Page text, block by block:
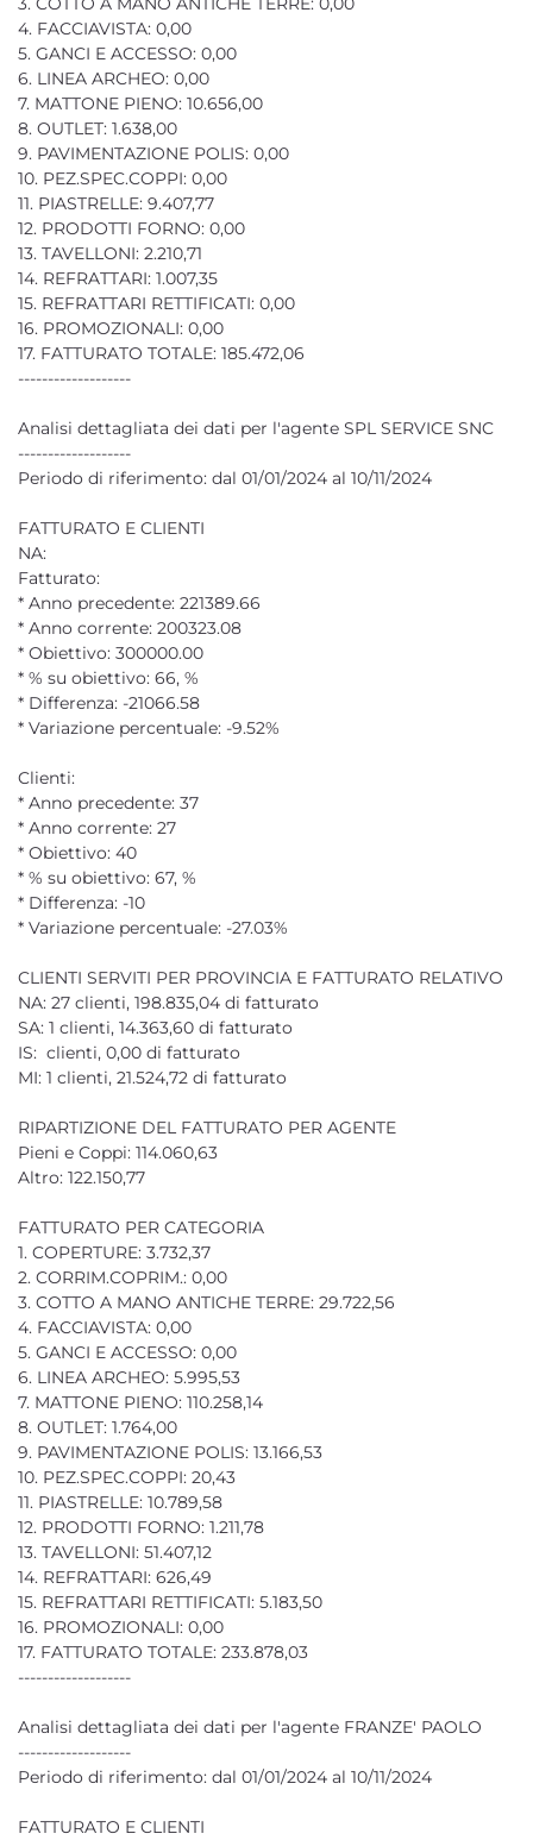
4. FACCIAVISTA: 0,00
5. GANCI E ACCESSO: 0,00
6. LINEA ARCHEO: 0,00
7. MATTONE PIENO: 10.656,00
8. OUTLET: 1.638,00
9. PAVIMENTAZIONE POLIS: 0,00
10. PEZ.SPEC.COPPI: 0,00
11. PIASTRELLE: 9.407,77
12. PRODOTTI FORNO: 0,00
13. TAVELLONI: 2.210,71
14. REFRATTARI: 1.007,35
15. REFRATTARI RETTIFICATI: 0,00
16. PROMOZIONALI: 0,00
17. FATTURATO TOTALE: 185.472,06
-------------------
Analisi dettagliata dei dati per l'agente SPL SERVICE SNC
-------------------
Periodo di riferimento: dal 01/01/2024 al 10/11/2024
FATTURATO E CLIENTI
NA:
Fatturato:
* Anno precedente: 221389.66
* Anno corrente: 200323.08
* Obiettivo: 300000.00
* % su obiettivo: 66, %
* Differenza: -21066.58
* Variazione percentuale: -9.52%
Clienti:
* Anno precedente: 37
* Anno corrente: 27
* Obiettivo: 40
* % su obiettivo: 67, %
* Differenza: -10
* Variazione percentuale: -27.03%
CLIENTI SERVITI PER PROVINCIA E FATTURATO RELATIVO
NA: 27 clienti, 198.835,04 di fatturato
SA: 1 clienti, 14.363,60 di fatturato
IS: clienti, 0,00 di fatturato
MI: 1 clienti, 21.524,72 di fatturato
RIPARTIZIONE DEL FATTURATO PER AGENTE
Pieni e Coppi: 114.060,63
Altro: 122.150,77
FATTURATO PER CATEGORIA
1. COPERTURE: 3.732,37
2. CORRIM.COPRIM.: 0,00
3. COTTO A MANO ANTICHE TERRE: 29.722,56
4. FACCIAVISTA: 0,00
5. GANCI E ACCESSO: 0,00
6. LINEA ARCHEO: 5.995,53
7. MATTONE PIENO: 110.258,14
8. OUTLET: 1.764,00
9. PAVIMENTAZIONE POLIS: 13.166,53
10. PEZ.SPEC.COPPI: 20,43
11. PIASTRELLE: 10.789,58
12. PRODOTTI FORNO: 1.211,78
13. TAVELLONI: 51.407,12
14. REFRATTARI: 626,49
15. REFRATTARI RETTIFICATI: 5.183,50
16. PROMOZIONALI: 0,00
17. FATTURATO TOTALE: 233.878,03
-------------------
Analisi dettagliata dei dati per l'agente FRANZE' PAOLO
-------------------
Periodo di riferimento: dal 01/01/2024 al 10/11/2024
FATTURATO E CLIENTI